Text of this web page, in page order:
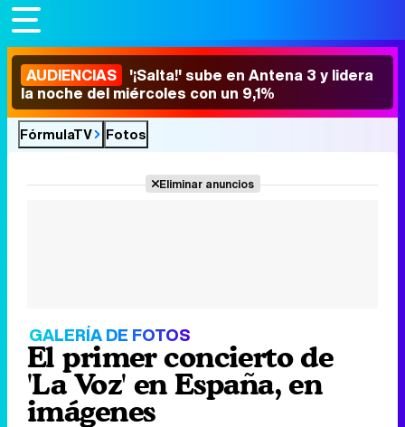
AUDIENCIAS '¡Salta!' sube en Antena 3 y lidera
la noche del miércoles con un 9,1%
FórmulaTV Fotos
Eliminar anuncios
GALERÍA DE FOTOS
El primer concierto de
'La Voz' en España, en
imágenes